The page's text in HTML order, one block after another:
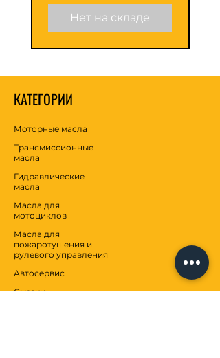
Нет на складе
КАТЕГОРИИ
Моторные масла
Трансмиссионные
масла
Гидравлические
масла
Масла для
мотоциклов
Масла для
пожаротушения и
рулевого управления
Автосервис
Смазки